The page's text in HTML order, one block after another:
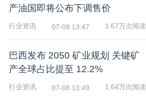
产油国即将公布下调售价
行业资讯 07-08 13:47 1.67万次阅读
巴西发布 2050 矿业规划 关键矿
产全球占比提至 12.2%
行业资讯 07-08 13:49 1.64万次阅读